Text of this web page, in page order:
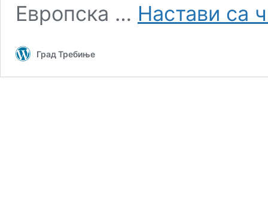
Европска … Настави са
Град Требиње